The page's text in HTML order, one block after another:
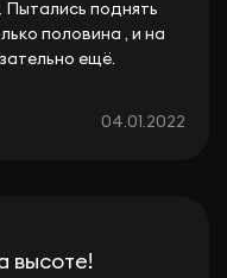
поднять
половина , и на
ещё.
04.01.2022
высоте!